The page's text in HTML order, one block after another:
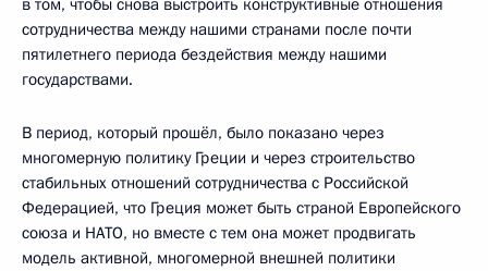
в том, чтобы снова выстроить конструктивные отношения
сотрудничества между нашими странами после почти
пятилетнего периода бездействия между нашими
государствами.
В период, который прошёл, было показано через
многомерную политику Греции и через строительство
стабильных отношений сотрудничества с Российской
Федерацией, что Греция может быть страной Европейского
союза и НАТО, но вместе с тем она может продвигать
модель активной, многомерной внешней политики